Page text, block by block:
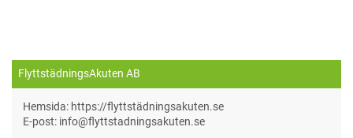
FlyttstädningsAkuten AB
Hemsida: https://flyttstädningsakuten.se
E-post: info@flyttstadningsakuten.se